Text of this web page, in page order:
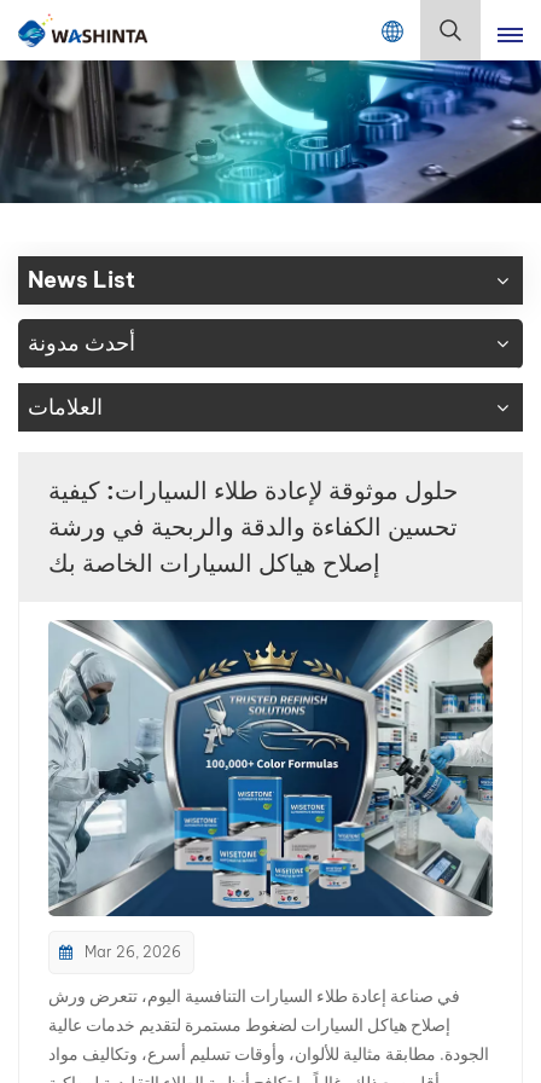
Mix Color Online
English
Français
Deutsch
Русский
Español
Português
日本語
한국어
فارسی
中文
News List
أحدث مدونة
العلامات
حلول موثوقة لإعادة طلاء السيارات: كيفية
تحسين الكفاءة والدقة والربحية في ورشة
إصلاح هياكل السيارات الخاصة بك
Mar 26, 2026
في صناعة إعادة طلاء السيارات التنافسية اليوم، تتعرض ورش
إصلاح هياكل السيارات لضغوط مستمرة لتقديم خدمات عالية
الجودة. مطابقة مثالية للألوان، وأوقات تسليم أسرع، وتكاليف مواد